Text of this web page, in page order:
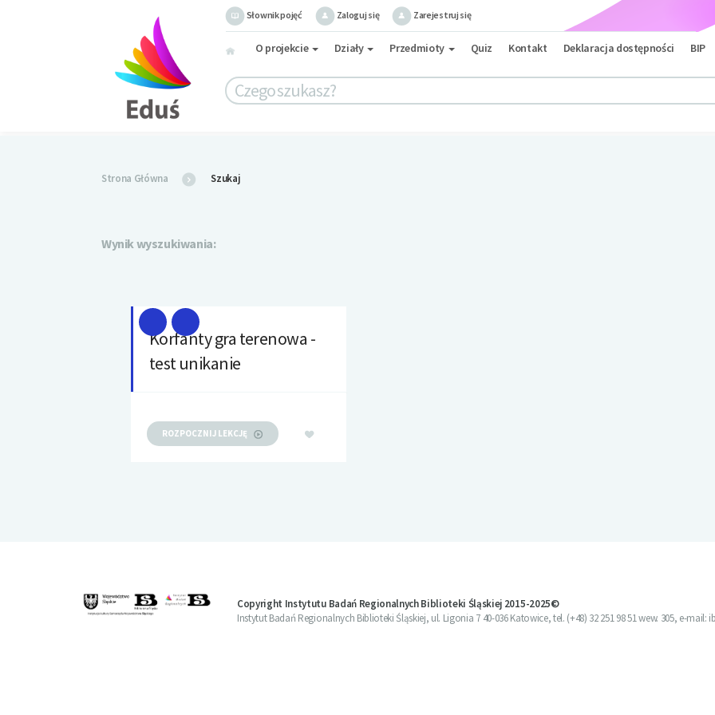
Słownik pojęć Zaloguj się Zarejestruj się
O projekcie Działy Przedmioty Quiz Kontakt Deklaracja dostępności BIP
Strona Główna Szukaj
Wynik wyszukiwania:
Korfanty gra terenowa -
test unikanie
ROZPOCZNIJ LEKCJĘ
Copyright Instytutu Badań Regionalnych Biblioteki Śląskiej 2015-2025©
Instytut Badań Regionalnych Biblioteki Śląskiej, ul. Ligonia 7 40-036 Katowice, tel. (+48) 32 251 98 51 wew. 305, e-mail: